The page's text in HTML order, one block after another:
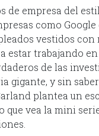
de empresa del
como
vestidos con
estar trabajando
de las
gigante, y sin
plantea un
vea la mini